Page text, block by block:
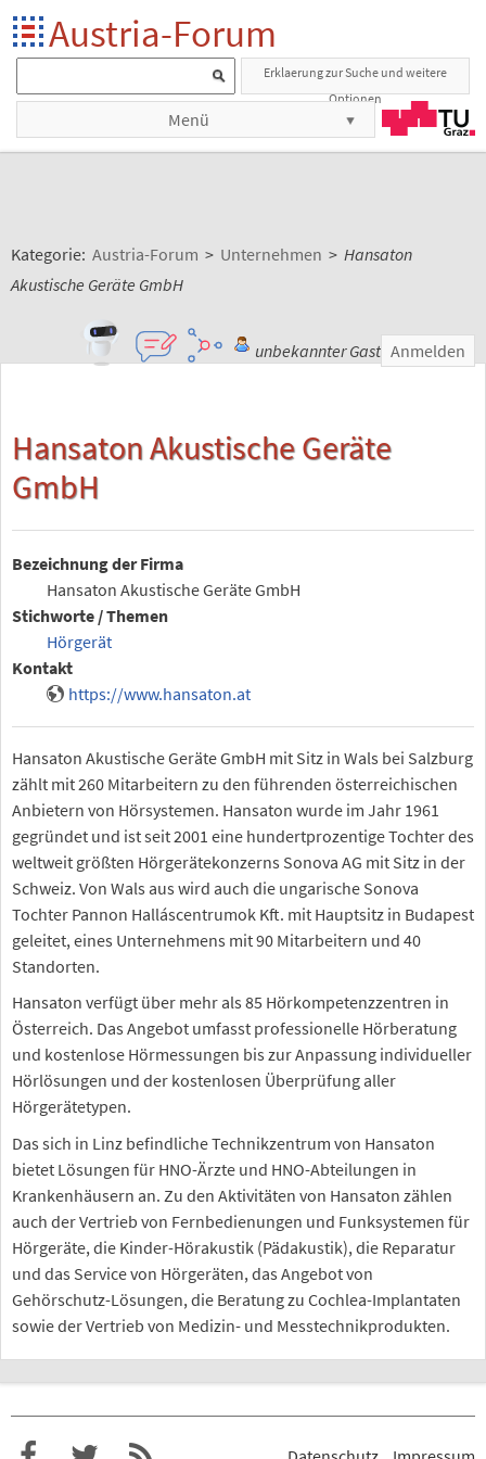
Austria-Forum
Erklaerung zur Suche und weitere
Optionen
Menü
Kategorie: Austria-Forum > Unternehmen > Hansaton
Akustische Geräte GmbH
unbekannter Gast Anmelden
Hansaton Akustische Geräte
GmbH
Bezeichnung der Firma
Hansaton Akustische Geräte GmbH
Stichworte / Themen
Hörgerät
Kontakt
https://www.hansaton.at
Hansaton Akustische Geräte GmbH mit Sitz in Wals bei Salzburg
zählt mit 260 Mitarbeitern zu den führenden österreichischen
Anbietern von Hörsystemen. Hansaton wurde im Jahr 1961
gegründet und ist seit 2001 eine hundertprozentige Tochter des
weltweit größten Hörgerätekonzerns Sonova AG mit Sitz in der
Schweiz. Von Wals aus wird auch die ungarische Sonova
Tochter Pannon Halláscentrumok Kft. mit Hauptsitz in Budapest
geleitet, eines Unternehmens mit 90 Mitarbeitern und 40
Standorten.
Hansaton verfügt über mehr als 85 Hörkompetenzzentren in
Österreich. Das Angebot umfasst professionelle Hörberatung
und kostenlose Hörmessungen bis zur Anpassung individueller
Hörlösungen und der kostenlosen Überprüfung aller
Hörgerätetypen.
Das sich in Linz befindliche Technikzentrum von Hansaton
bietet Lösungen für HNO-Ärzte und HNO-Abteilungen in
Krankenhäusern an. Zu den Aktivitäten von Hansaton zählen
auch der Vertrieb von Fernbedienungen und Funksystemen für
Hörgeräte, die Kinder-Hörakustik (Pädakustik), die Reparatur
und das Service von Hörgeräten, das Angebot von
Gehörschutz-Lösungen, die Beratung zu Cochlea-Implantaten
sowie der Vertrieb von Medizin- und Messtechnikprodukten.